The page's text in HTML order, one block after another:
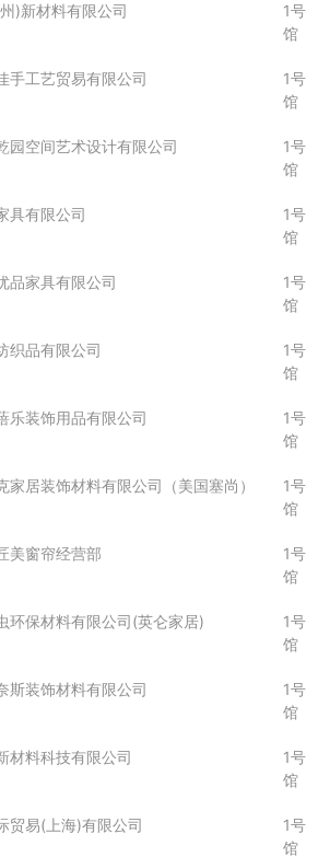
)新材料有限公司
1号
馆
手工艺贸易有限公司
1号
馆
园空间艺术设计有限公司
1号
馆
具有限公司
1号
馆
品家具有限公司
1号
馆
织品有限公司
1号
馆
乐装饰用品有限公司
1号
馆
家居装饰材料有限公司（美国塞尚）
1号
馆
美窗帘经营部
1号
馆
环保材料有限公司(英仑家居)
1号
馆
斯装饰材料有限公司
1号
馆
材料科技有限公司
1号
馆
贸易(上海)有限公司
1号
馆